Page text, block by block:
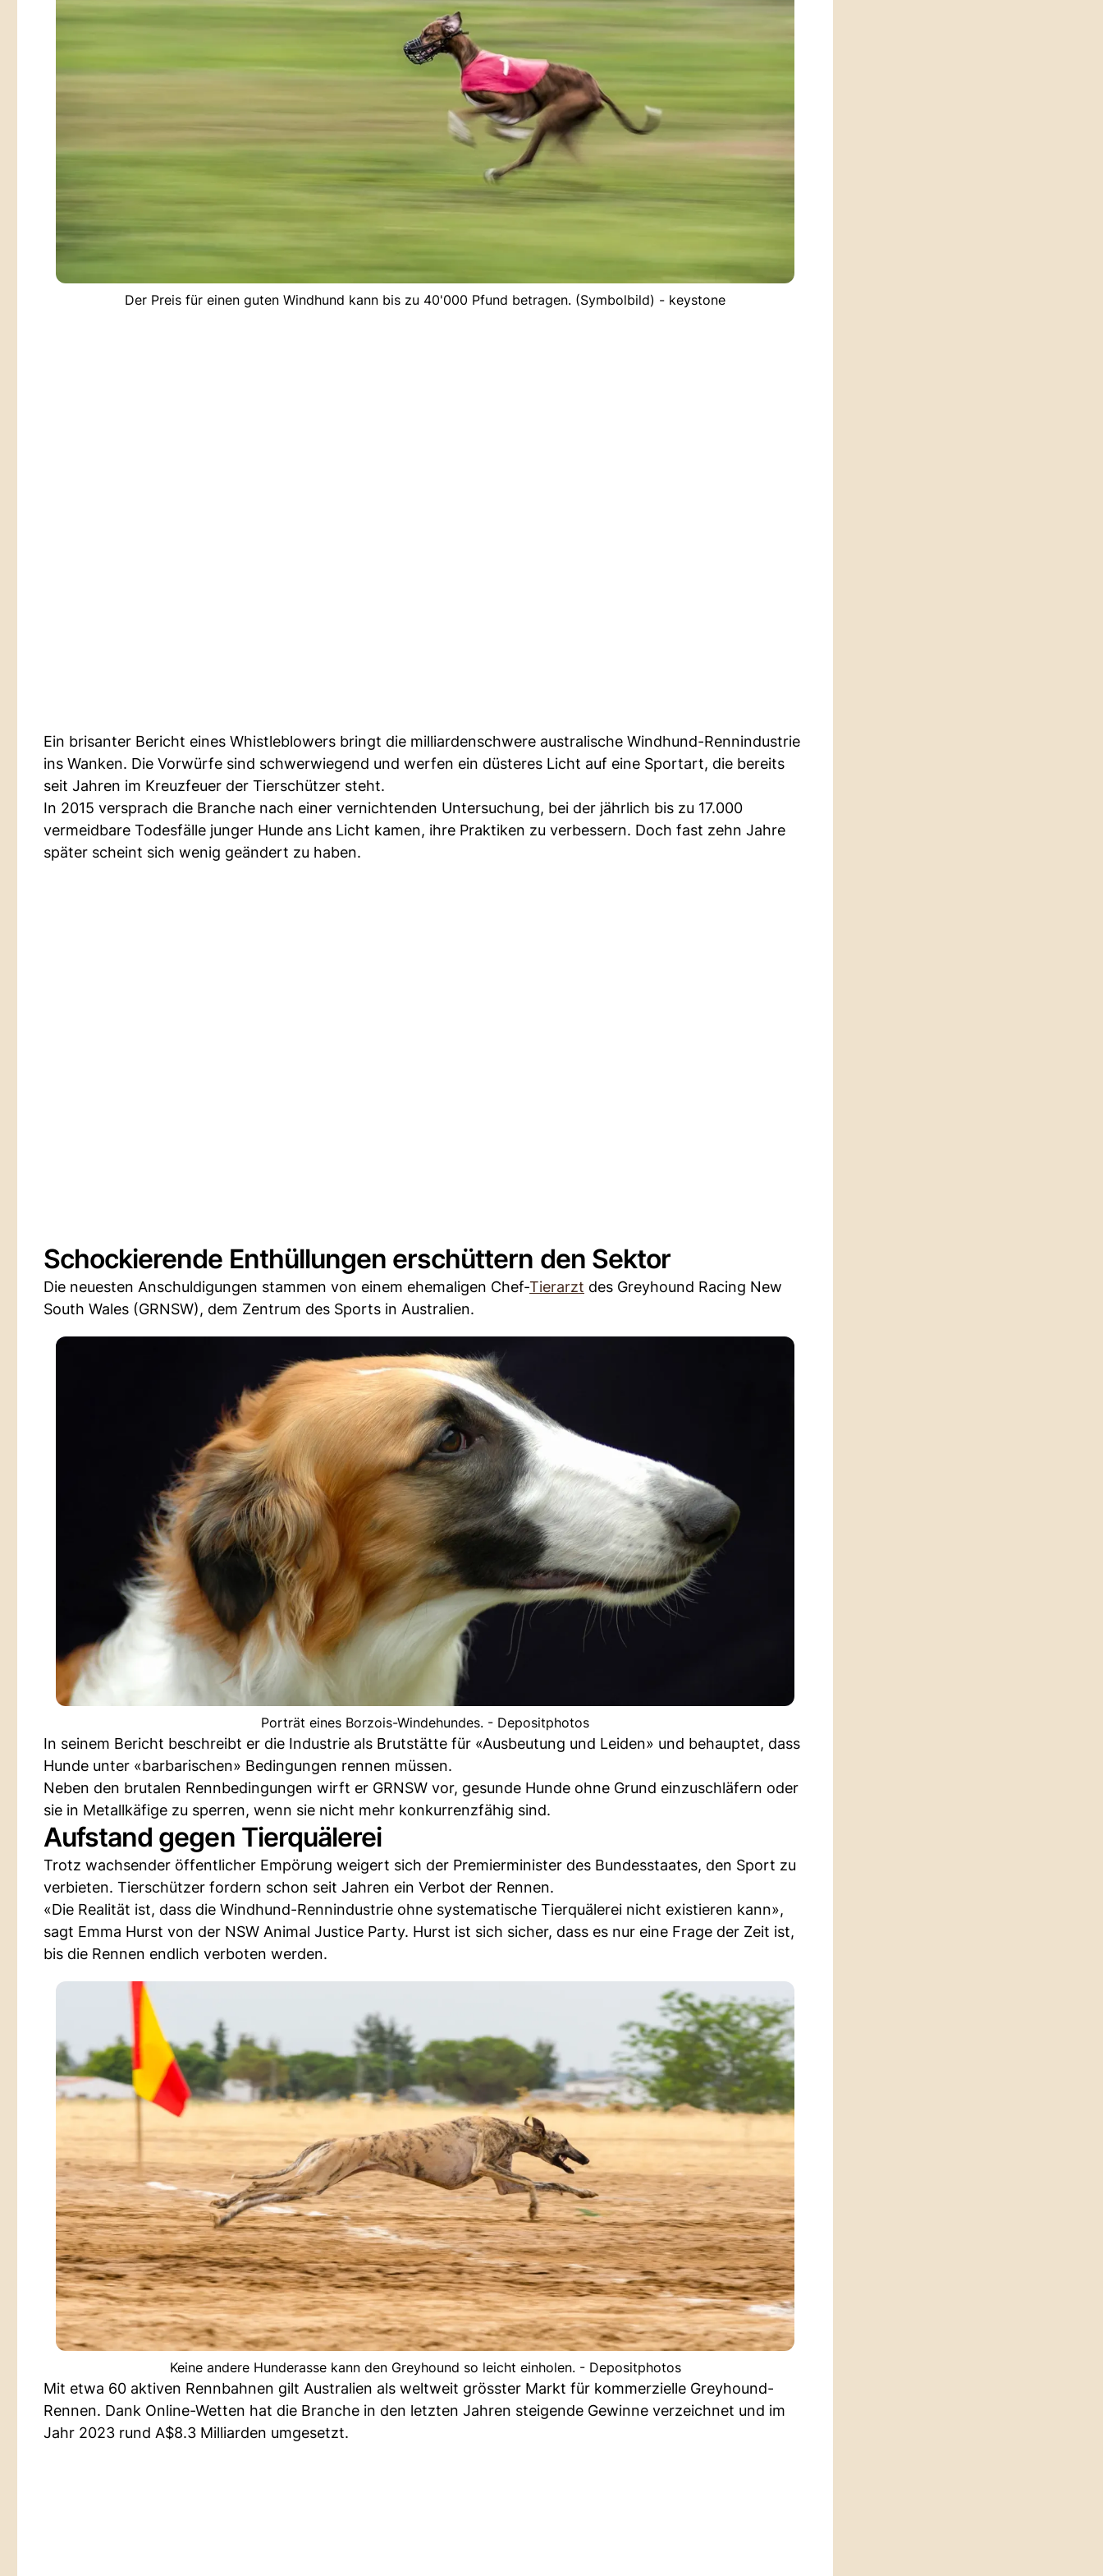
Der Preis für einen guten Windhund kann bis zu 40'000 Pfund betragen. (Symbolbild) - keystone
Ein brisanter Bericht eines Whistleblowers bringt die milliardenschwere australische Windhund-Rennindustrie
ins Wanken. Die Vorwürfe sind schwerwiegend und werfen ein düsteres Licht auf eine Sportart, die bereits
seit Jahren im Kreuzfeuer der Tierschützer steht.
In 2015 versprach die Branche nach einer vernichtenden Untersuchung, bei der jährlich bis zu 17.000
vermeidbare Todesfälle junger Hunde ans Licht kamen, ihre Praktiken zu verbessern. Doch fast zehn Jahre
später scheint sich wenig geändert zu haben.
Schockierende Enthüllungen erschüttern den Sektor
Die neuesten Anschuldigungen stammen von einem ehemaligen Chef-Tierarzt des Greyhound Racing New
South Wales (GRNSW), dem Zentrum des Sports in Australien.
Porträt eines Borzois-Windehundes. - Depositphotos
In seinem Bericht beschreibt er die Industrie als Brutstätte für «Ausbeutung und Leiden» und behauptet, dass
Hunde unter «barbarischen» Bedingungen rennen müssen.
Neben den brutalen Rennbedingungen wirft er GRNSW vor, gesunde Hunde ohne Grund einzuschläfern oder
sie in Metallkäfige zu sperren, wenn sie nicht mehr konkurrenzfähig sind.
Aufstand gegen Tierquälerei
Trotz wachsender öffentlicher Empörung weigert sich der Premierminister des Bundesstaates, den Sport zu
verbieten. Tierschützer fordern schon seit Jahren ein Verbot der Rennen.
«Die Realität ist, dass die Windhund-Rennindustrie ohne systematische Tierquälerei nicht existieren kann»,
sagt Emma Hurst von der NSW Animal Justice Party. Hurst ist sich sicher, dass es nur eine Frage der Zeit ist,
bis die Rennen endlich verboten werden.
Keine andere Hunderasse kann den Greyhound so leicht einholen. - Depositphotos
Mit etwa 60 aktiven Rennbahnen gilt Australien als weltweit grösster Markt für kommerzielle Greyhound-
Rennen. Dank Online-Wetten hat die Branche in den letzten Jahren steigende Gewinne verzeichnet und im
Jahr 2023 rund A$8.3 Milliarden umgesetzt.